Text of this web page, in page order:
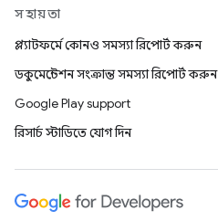
সহায়তা
প্ল্যাটফর্মে কোনও সমস্যা রিপোর্ট করুন
ডকুমেন্টেশন সংক্রান্ত সমস্যা রিপোর্ট করুন
Google Play support
রিসার্চ স্টাডিতে যোগ দিন